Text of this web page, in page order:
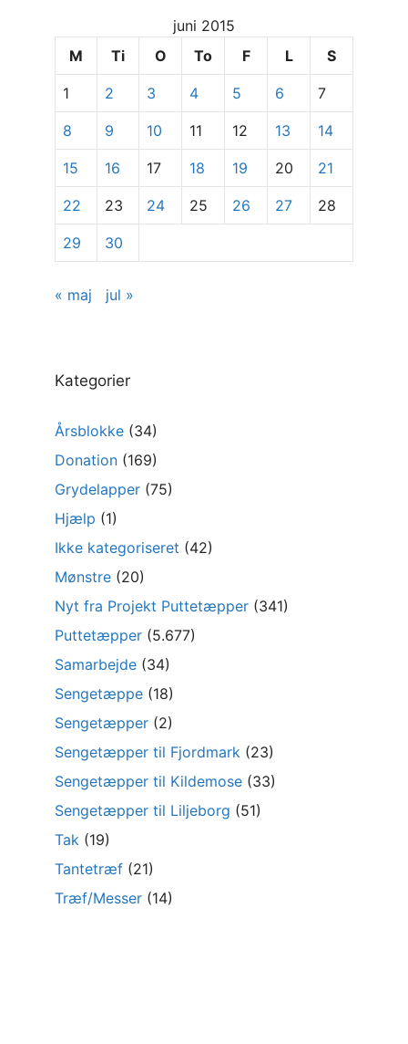
specifikke
indlæg
juni 2015
M
Ti O To F L S
1 2 3 4 5 6 7
8 9 10 11 12 13 14
15 16 17 18 19 20 21
22 23 24 25 26 27 28
29 30
« maj jul »
Kategorier
Årsblokke (34)
Donation (169)
Grydelapper (75)
Hjælp (1)
Ikke kategoriseret (42)
Mønstre (20)
Nyt fra Projekt Puttetæpper (341)
Puttetæpper (5.677)
Samarbejde (34)
Sengetæppe (18)
Sengetæpper (2)
Sengetæpper til Fjordmark (23)
Sengetæpper til Kildemose (33)
Sengetæpper til Liljeborg (51)
Tak (19)
Tantetræf (21)
Træf/Messer (14)